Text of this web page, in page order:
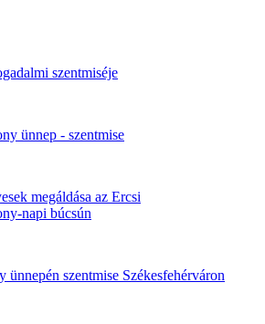
szentmiséje
ünnep - szentmise
megáldása az Ercsi
napi búcsún
ünnepén szentmise Székesfehérváron